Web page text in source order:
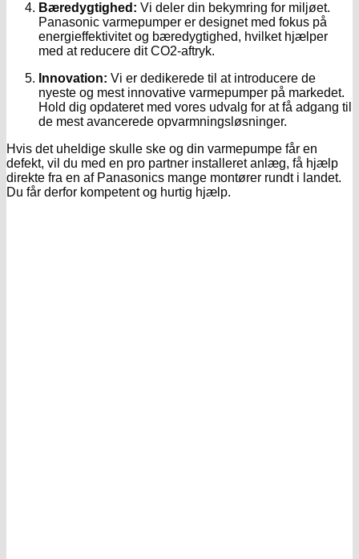
Bæredygtighed: Vi deler din bekymring for miljøet.
Panasonic varmepumper er designet med fokus på
energieffektivitet og bæredygtighed, hvilket hjælper
med at reducere dit CO2-aftryk.
Innovation: Vi er dedikerede til at introducere de
nyeste og mest innovative varmepumper på markedet.
Hold dig opdateret med vores udvalg for at få adgang til
de mest avancerede opvarmningsløsninger.
Hvis det uheldige skulle ske og din varmepumpe får en
defekt, vil du med en pro partner installeret anlæg, få hjælp
direkte fra en af Panasonics mange montører rundt i landet.
Du får derfor kompetent og hurtig hjælp.